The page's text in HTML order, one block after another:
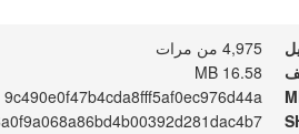
4,975 من مرات
16.58 MB
9c490e0f47b4cda8fff5af0ec976d44a